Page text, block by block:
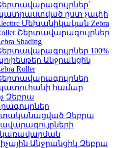
ըստ չափի
Մեխանիկական Zebra
Շերտավարագույրներ
Shading
100%
Անջրանցիկ
Roller
համար
Զեբրա
Զեբրա
Անջրանցիկ Զեբրա